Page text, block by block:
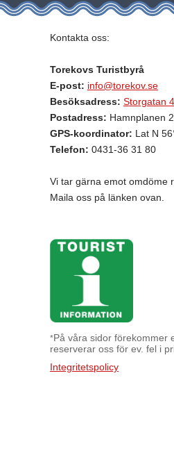
Kontakta oss:
Torekovs Turistbyrå
E-post: info@torekov.se
Besöksadress: Storgatan
Postadress: Hamnplanen
GPS-koordinator: Lat N
Telefon: 0431-36 31 80
Vi tar gärna emot omdöme
Maila oss på länken ovan.
*På våra sidor förekommer
reserverar oss för
Integritetspolicy